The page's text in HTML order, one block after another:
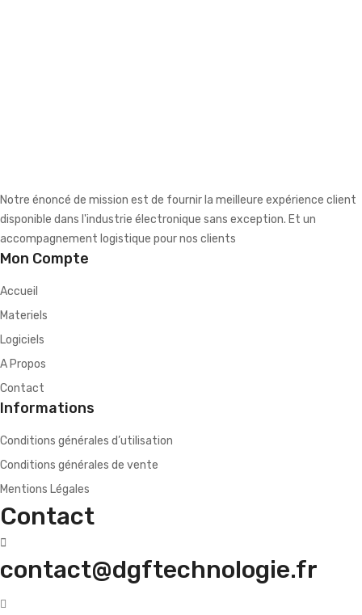
Notre énoncé de mission est de fournir la meilleure expérience client
disponible dans l'industrie électronique sans exception. Et un
accompagnement logistique pour nos clients
Mon Compte
Accueil
Materiels
Logiciels
A Propos
Contact
Informations
Conditions générales d’utilisation
Conditions générales de vente
Mentions Légales
Contact
contact@dgftechnologie.fr